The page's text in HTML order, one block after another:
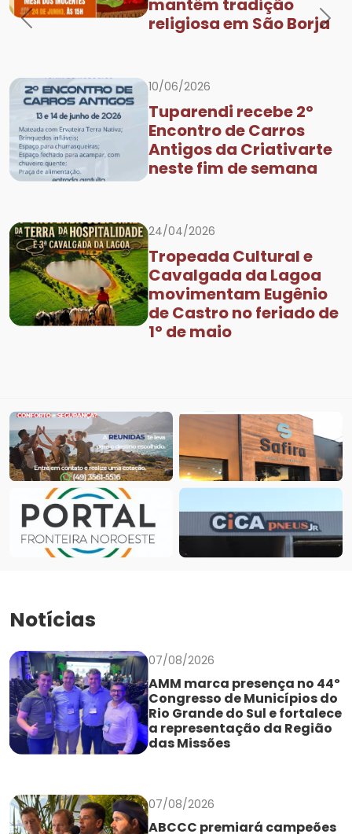
mantêm tradição
religiosa em São Borja
10/06/2026
Tuparendi recebe 2º
Encontro de Carros
Antigos da Criativarte
neste fim de semana
24/04/2026
Tropeada Cultural e
Cavalgada da Lagoa
movimentam Eugênio
de Castro no feriado de
1º de maio
Previous Next
Notícias
07/08/2026
AMM marca presença no 44º
Congresso de Municípios do
Rio Grande do Sul e fortalece
a representação da Região
das Missões
07/08/2026
ABCCC premiará campeões